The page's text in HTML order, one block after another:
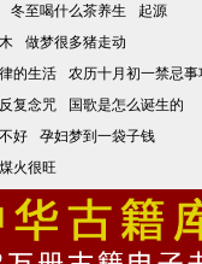
冬至喝什么茶养生
起源
做梦很多猪走动
的生活
农历十月初一禁忌事
复念咒
国歌是怎么诞生的
好
孕妇梦到一袋子钱
火很旺